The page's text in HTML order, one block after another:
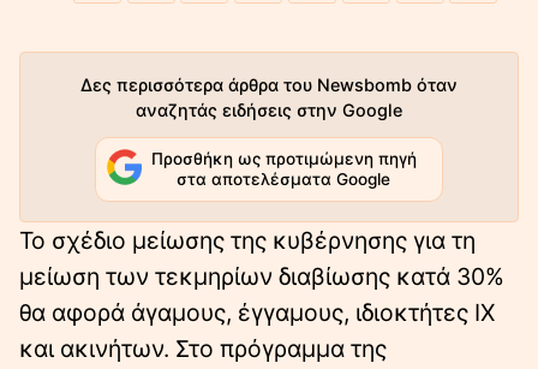
Δες περισσότερα άρθρα του Newsbomb όταν
αναζητάς ειδήσεις στην Google
Προσθήκη ως προτιμώμενη πηγή
στα αποτελέσματα Google
Το σχέδιο μείωσης της κυβέρνησης για τη
μείωση των τεκμηρίων διαβίωσης κατά 30%
θα αφορά άγαμους, έγγαμους, ιδιοκτήτες ΙΧ
και ακινήτων. Στο πρόγραμμα της